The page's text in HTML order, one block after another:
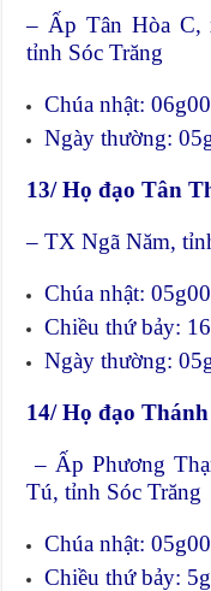
– Ấp Tân Hòa C,
tỉnh Sóc Trăng
Chúa nhật:
Ngày thường:
13/ Họ đạo Tân
– TX Ngã Năm,
Chúa nhật:
Chiều thứ bảy:
Ngày thường:
14/ Họ đạo
– Ấp Phương
Tú, tỉnh Sóc Trăng
Chúa nhật:
Chiều thứ bảy: